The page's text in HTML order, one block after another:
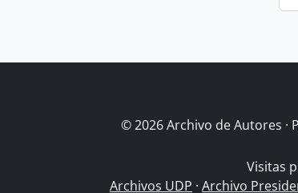
© 2026 Archivo de Autores ·
Visitas
Archivos UDP · Archivo